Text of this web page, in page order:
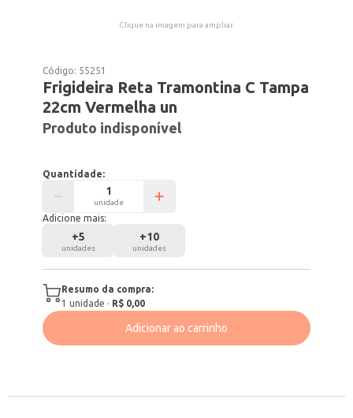
Clique na imagem para ampliar.
Código: 55251
Frigideira Reta Tramontina C Tampa
22cm Vermelha un
Produto indisponível
Quantidade:
unidade
Adicione mais:
+5
unidades
+10
unidades
Resumo da compra:
1 unidade · R$ 0,00
Adicionar ao carrinho